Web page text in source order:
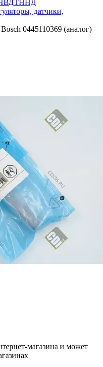
ТННД
датчики,
0445110369 (аналог)
магазина и может